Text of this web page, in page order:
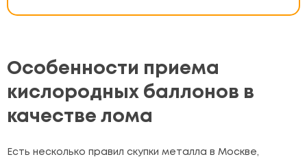
Особенности приема
кислородных баллонов в
качестве лома
Есть несколько правил скупки металла в Москве,